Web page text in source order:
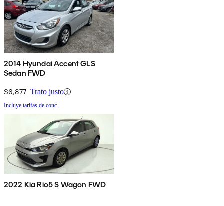
2014 Hyundai Accent GLS
Sedan FWD
$6,877 Trato justo
Incluye tarifas de conc.
2022 Kia Rio5 S Wagon FWD